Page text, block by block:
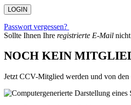
Passwort vergessen?
Sollte Ihnen Ihre registrierte E-Mail
NOCH KEIN
Jetzt CCV-Mitglied werden und von